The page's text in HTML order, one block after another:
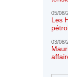
05/08/
Les
03/08/